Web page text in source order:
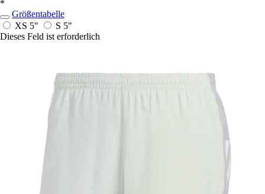
*
Größentabelle
XS 5"
S 5"
Dieses Feld ist erforderlich